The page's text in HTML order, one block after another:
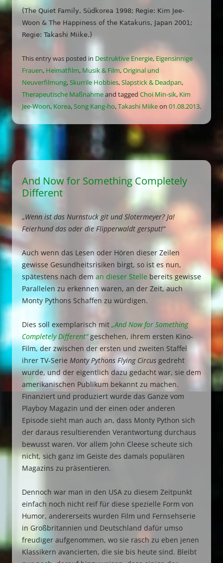
(The Quiet Family, Südkorea 1998; Regie: Kim Jee-
Woon & The Happiness of the Katakuris, Japan 2001;
Regie: Takashi Miike.)
This entry was posted in Destruktive Energie, Eigensinnige
Frauen, Heimatfilm, Musik & Film,Original und
Neuverfilmung,Skurrile Hobbies,Slapstick & Deadpan,
Therapeutische Maßnahmeand tagged Choi Min-sik, Kim
Jee-Woon, Korea,Song Kang-ho,Takashi Miikeon 01.08.2013.
And Now for Something Completely
Different
„Wenn ist das Nurnstuck git und Slotermeyer? Ja!
Feierhund das oder die Flipperwaldt gersput!“
Auch wenn das Lesen oder Hören dieser Zeilen
gewisse Gesundheitsrisiken birgt, so ist es nun,
spätestens nach dem an dieser Stelle bereits gewisse
Parallelen zu erkennen waren, an der Zeit, auch
Monty Pythons Schaffen zu würdigen.
Dies soll exemplarisch mit „And Now for Something
Completely Different“geschehen, ihrem ersten Kino-
Film, der zwischen der ersten und zweiten Staffel
ihrer TV-Serie Monty Pythons Flying Circus gedreht
wurde, und der eigentlich dazu gedacht war, sie dem
amerikanischen Publikum bekannt zu machen.
Finanziert und produziert wurde das Ganze vom
Playboy Magazin und der einen oder anderen
Episode sieht man auch an, dass Monty Python sich
der daraus resultierenden Verantwortung durchaus
bewusst waren. Vor allem John Cleese scheute sich
nicht, sich ganz im Geiste des damals populären
Magazins zu präsentieren.
Dennoch war man in den USA zu diesem Zeitpunkt
einfach noch nicht reif für diese spezielle Form von
Humor, andererseits wurden Film und Fernsehserie
in Großbritannien und Deutschland dafür umso
freudiger aufgenommen, wo sie rasch zu eben jenen
Klassikern avancierten, die sie bis heute sind. Bleibt